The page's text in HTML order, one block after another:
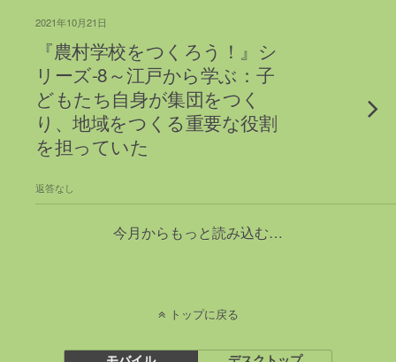
2021年10月21日
『農村学校をつくろう！』シ
リーズ-8～江戸から学ぶ：子
どもたち自身が集団をつく
り、地域をつくる重要な役割
を担っていた
返答なし
今月からもっと読み込む…
トップに戻る